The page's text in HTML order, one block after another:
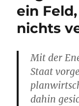
ein
nichts
Mit der
Staat
dahin